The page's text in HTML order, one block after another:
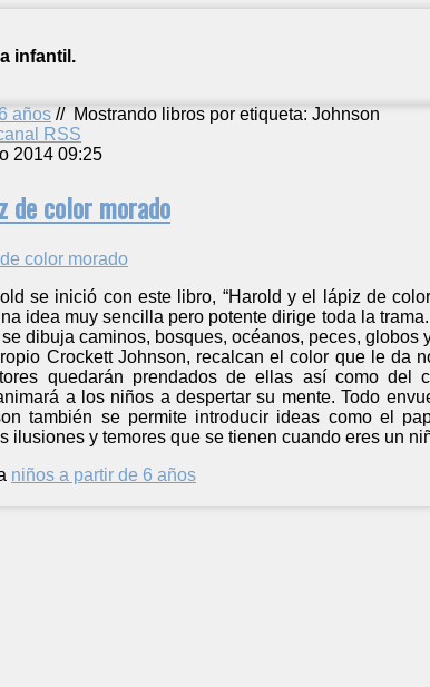
infantil.
años // Mostrando libros por etiqueta: Johnson
RSS
2014 09:25
de color morado
se inició con este libro, “Harold y el lápiz de
idea muy sencilla pero potente dirige toda la
dibuja caminos, bosques, océanos, peces,
Crockett Johnson, recalcan el color que le da
quedarán prendados de ellas así como
a los niños a despertar su mente. Todo
también se permite introducir ideas como el
ilusiones y temores que se tienen cuando eres un
niños a partir de 6 años